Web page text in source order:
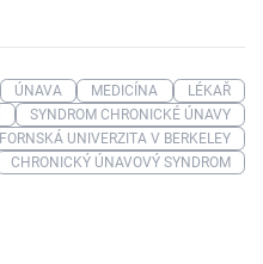
ÚNAVA MEDICÍNA
LÉKAŘ
SYNDROM CHRONICKÉ ÚNAVY
UNIVERZITA V BERKELEY
CHRONICKÝ ÚNAVOVÝ SYNDROM